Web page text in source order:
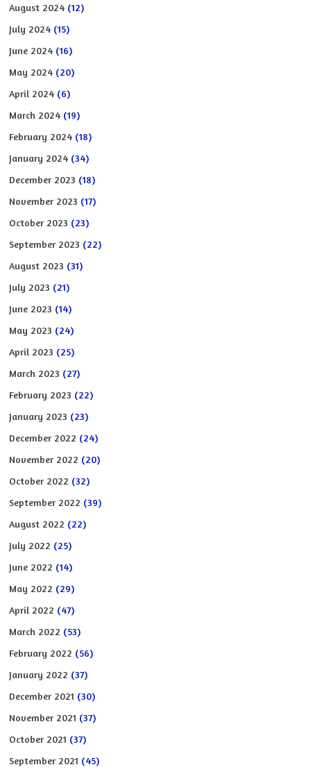
August 2024 (12)
July 2024 (15)
June 2024 (16)
May 2024 (20)
April 2024 (6)
March 2024 (19)
February 2024 (18)
January 2024 (34)
December 2023 (18)
November 2023 (17)
October 2023 (23)
September 2023 (22)
August 2023 (31)
July 2023 (21)
June 2023 (14)
May 2023 (24)
April 2023 (25)
March 2023 (27)
February 2023 (22)
January 2023 (23)
December 2022 (24)
November 2022 (20)
October 2022 (32)
September 2022 (39)
August 2022 (22)
July 2022 (25)
June 2022 (14)
May 2022 (29)
April 2022 (47)
March 2022 (53)
February 2022 (56)
January 2022 (37)
December 2021 (30)
November 2021 (37)
October 2021 (37)
September 2021 (45)